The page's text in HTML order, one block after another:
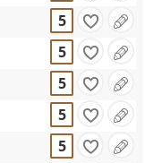
5
5
5
5
5